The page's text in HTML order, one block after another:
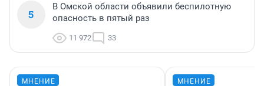
5
В Омской области объявили беспилотную
опасность в пятый раз
11 972 33
МНЕНИЕ МНЕНИЕ